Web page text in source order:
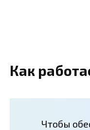
Как
Чтобы